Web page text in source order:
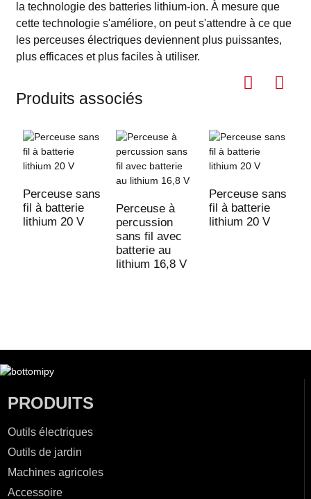
la technologie des batteries lithium-ion. À mesure que
cette technologie s'améliore, on peut s'attendre à ce que
les perceuses électriques deviennent plus puissantes,
plus efficaces et plus faciles à utiliser.
Produits associés
Perceuse sans
fil à batterie
lithium 20 V
Perceuse à
percussion
sans fil avec
batterie au
lithium 16,8 V
Perceuse sans
fil à batterie
lithium 20 V
PRODUITS
Outils électriques
Outils de jardin
Machines agricoles
Accessoire